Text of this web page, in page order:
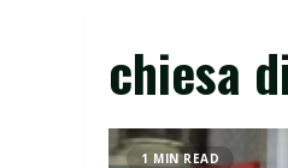
chiesa
1 MIN READ